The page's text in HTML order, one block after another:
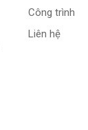
Công trình
Liên hệ